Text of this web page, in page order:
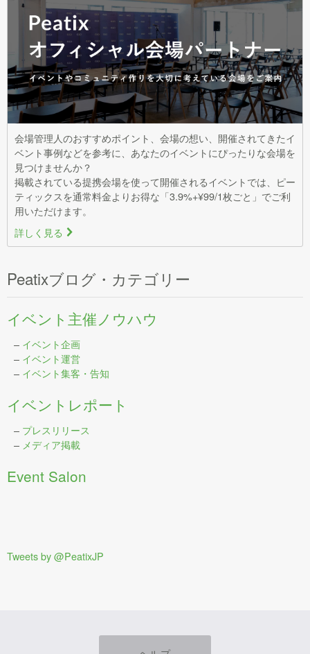
会場管理人のおすすめポイント、会場の想い、開催されてきたイ
ベント事例などを参考に、あなたのイベントにぴったりな会場を
見つけませんか？
掲載されている提携会場を使って開催されるイベントでは、ピー
ティックスを通常料金よりお得な「3.9%+¥99/1枚ごと」でご利
用いただけます。
詳しく見る >
Peatixブログ・カテゴリー
イベント主催ノウハウ
– イベント企画
– イベント運営
– イベント集客・告知
イベントレポート
– プレスリリース
– メディア掲載
Event Salon
Tweets by @PeatixJP